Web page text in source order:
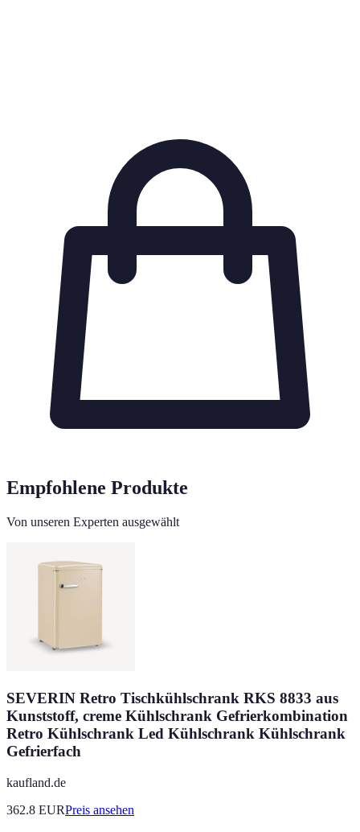
Empfohlene Produkte
Von unseren Experten ausgewählt
SEVERIN Retro Tischkühlschrank RKS 8833 aus
Kunststoff, creme Kühlschrank Gefrierkombination
Retro Kühlschrank Led Kühlschrank Kühlschrank
Gefrierfach
kaufland.de
362.8 EURPreis ansehen